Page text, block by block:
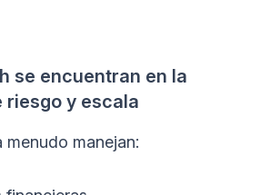
se encuentran en la
y escala
menudo manejan: